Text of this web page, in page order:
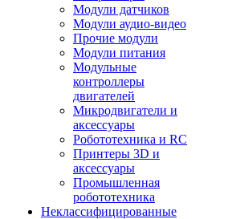
Модули датчиков
Модули аудио-видео
Прочие модули
Модули питания
Модульные
контроллеры
двигателей
Микродвигатели и
аксессуары
Робототехника и RC
Принтеры 3D и
аксессуары
Промышленная
робототехника
Неклассифицированные